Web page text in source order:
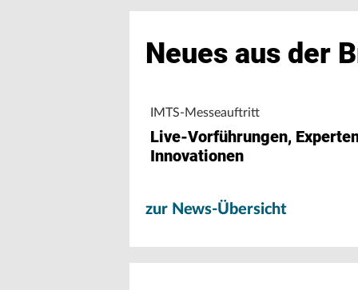
Neues aus der
IMTS-Messeauftritt
Live-Vorführungen,
Innovationen
zur News-Übersicht